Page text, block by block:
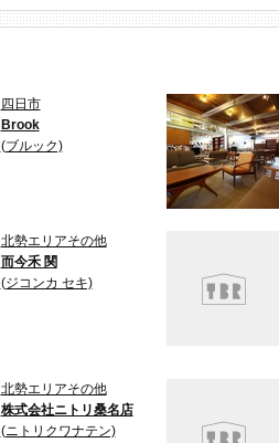
四日市
Brook
(ブルック)
北勢エリアその他
而今禾 関
(ジコンカ セキ)
北勢エリアその他
株式会社ニトリ桑名店
(ニトリクワナテン)